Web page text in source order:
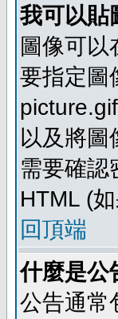
我可以貼
圖像可以
要指定圖
以及將
需要確認
HTML (
回頂端
什麼是公
公告通常